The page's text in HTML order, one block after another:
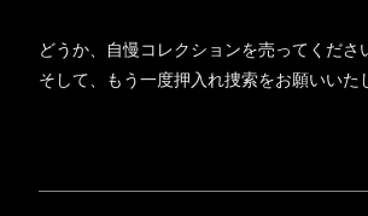
どうか、自慢コレクションを売ってくださ
そして、もう一度押入れ捜索をお願いいた